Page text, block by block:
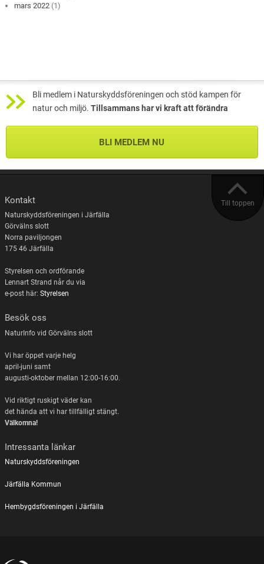
mars 2022 (1)
Bli medlem i Naturskyddsföreningen och stöd kampen för
natur och miljö. Tillsammans har vi kraft att förändra
BLI MEDLEM NU
Till toppen
Kontakt
Naturskyddsföreningen i Järfälla
Görvälns slott
Norra paviljongen
175 46 Järfälla
Styrelsen och ordförande
Lennart Strand når du via
e-post här: Styrelsen
Besök oss
NaturInfo vid Görvälns slott
Vi har öppet varje helg
april-juni samt
augusti-oktober mellan 12:00-16:00.
Vid riktigt ruskigt väder kan
det hända att vi har tillfälligt stängt.
Välkomna!
Intressanta länkar
Naturskyddsföreningen
Järfälla Kommun
Hembygdsföreningen i Järfälla